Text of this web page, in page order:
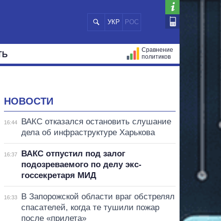
УКР РОС
Сравнение
политиков
НОВОСТИ
16:44
ВАКС отказался остановить слушание
дела об инфраструктуре Харькова
16:37
ВАКС отпустил под залог
подозреваемого по делу экс-
госсекретаря МИД
16:33
В Запорожской области враг обстрелял
спасателей, когда те тушили пожар
после «прилета»